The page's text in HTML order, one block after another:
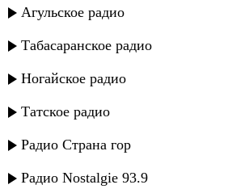
Агульское радио
Табасаранское радио
Ногайское радио
Татское радио
Радио Страна гор
Радио Nostalgie 93.9
Залина Магомедова - Никак
Мисрина Магомедова - Огонь